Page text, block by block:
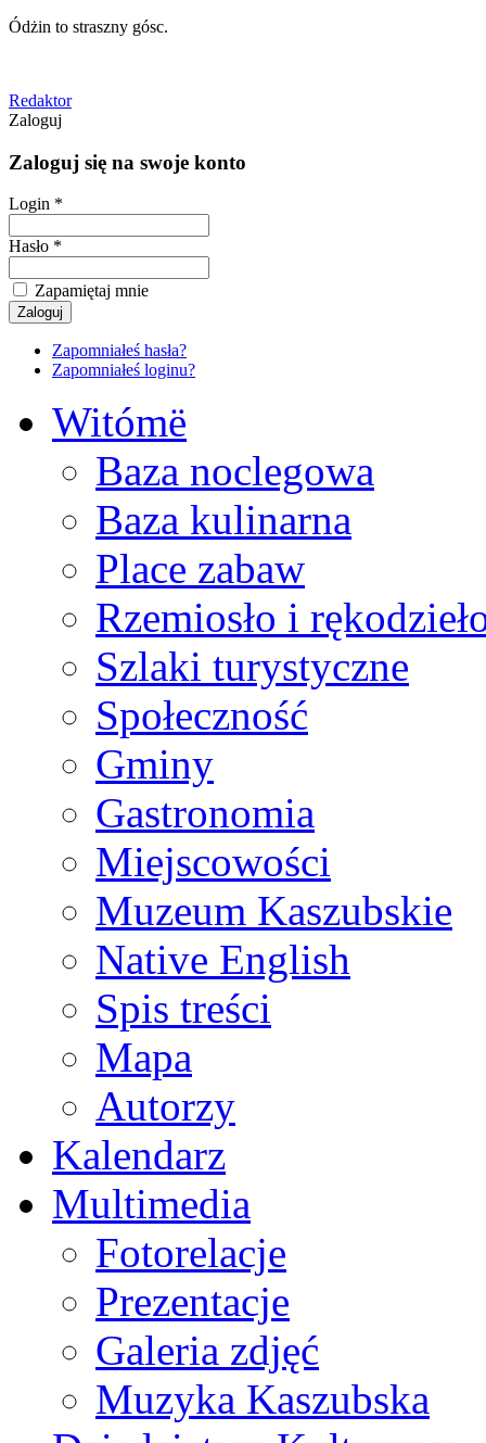
Ódżin to straszny gósc.
Redaktor
Zaloguj
Zaloguj się na swoje konto
Login *
Hasło *
Zapamiętaj mnie
Zapomniałeś hasła?
Zapomniałeś loginu?
Witómë
Baza noclegowa
Baza kulinarna
Place zabaw
Rzemiosło i
Szlaki turystyczne
Społeczność
Gminy
Gastronomia
Miejscowości
Muzeum Kaszubskie
Native English
Spis treści
Mapa
Autorzy
Kalendarz
Multimedia
Fotorelacje
Prezentacje
Galeria zdjęć
Muzyka Kaszubska